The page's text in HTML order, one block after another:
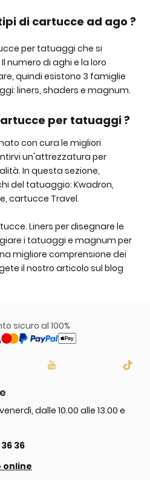
di cartucce ad ago ?
per tatuaggi che si
numero di aghi e la loro
quindi esistono 3 famiglie
liners, shaders e magnum.
per tatuaggi ?
con cura le migliori
un'attrezzatura per
In questa sezione,
del tatuaggio: Kwadron,
cartucce Travel.
Liners per disegnare le
i tatuaggi e magnum per
migliore comprensione dei
il nostro articolo sul blog
sicuro al 100%
dalle 10.00 alle 13.00 e
36
online